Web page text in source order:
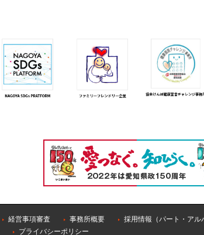
経営事項審査 事務所概要
採用情報（パート・アル
プライバシーポリシー